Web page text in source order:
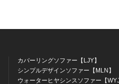
カバーリングソファー【LJY】
シンプルデザインソファー【MLN】
ウォーターヒヤシンスソファー【